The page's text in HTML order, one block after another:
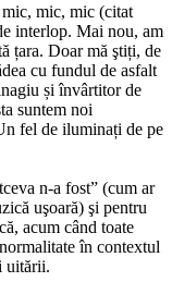
mic, mic (citat
interlop. Mai nou, am
țara. Doar mă ştiți, de
cu fundul de asfalt
și învârtitor de
suntem noi
fel de iluminați de pe
n-a fost” (cum ar
uşoară) şi pentru
acum când toate
în contextul
uitării.